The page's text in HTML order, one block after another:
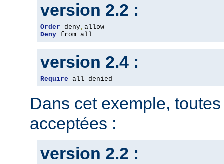
version 2.2 :
Order deny,
Deny from all
version 2.4 :
Require all denied
Dans cet exemple,
acceptées :
version 2.2 :